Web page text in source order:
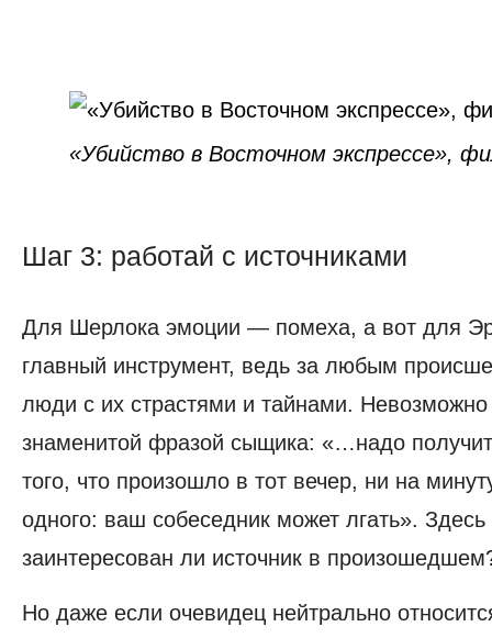
«Убийство в Восточном экспрессе»,
Шаг 3: работай с источниками
с
Для Шерлока эмоции — помеха, а вот для
главный инструмент, ведь за любым
люди с их страстями и тайнами. Невозможно
знаменитой фразой сыщика: «…надо
того, что произошло в тот вечер, ни на
одного: ваш собеседник может лгать». Здесь
заинтересован ли источник в
Но даже если очевидец нейтрально